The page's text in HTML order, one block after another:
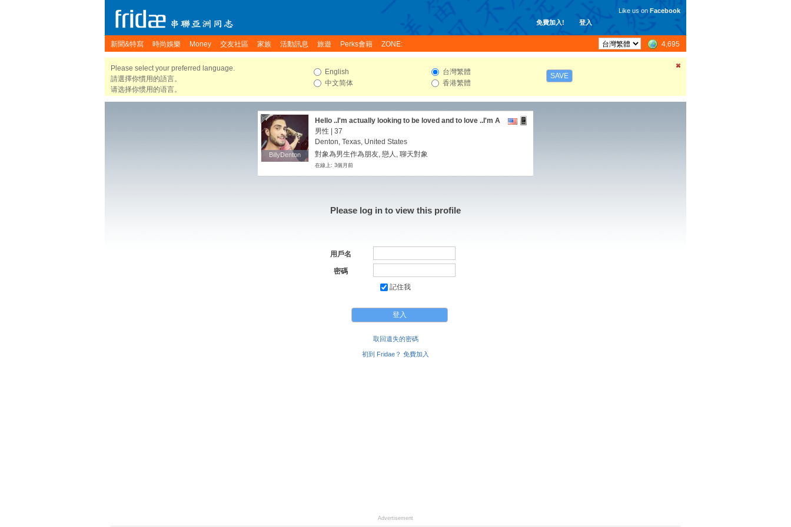
免費加入! 登入
Like us on Facebook
新聞&特寫 時尚娛樂 Money 交友社區 家族 活動訊息 旅遊 Perks會籍 ZONE: 4,695
Please select your preferred language.
請選擇你慣用的語言。
请选择你惯用的语言。
English
中文简体
台灣繁體
香港繁體
SAVE
BillyDenton
BillyDenton
Hello ..I'm actually looking to be loved and to love ..I'm A
Realtor
男性 | 37
Denton, Texas, United States
對象為男生作為朋友, 戀人, 聊天對象
在線上: 3個月前
Please log in to view this profile
用戶名
密碼
記住我
取回遺失的密碼
初到 Fridae？ 免費加入
Advertisement